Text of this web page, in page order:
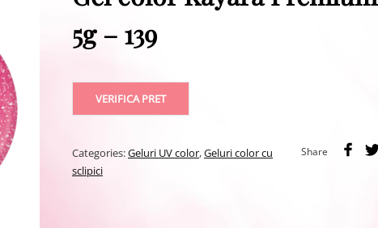
5g – 139
VERIFICA PRET
Share
Categories:Geluri UV color,Geluri color cu
sclipici